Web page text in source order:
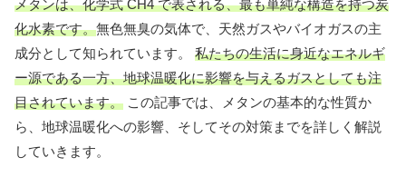
メタンは、化学式 CH4 で表される、最も単純な構造を持つ炭
化水素です。無色無臭の気体で、天然ガスやバイオガスの主
成分として知られています。 私たちの生活に身近なエネルギ
ー源である一方、地球温暖化に影響を与えるガスとしても注
目されています。 この記事では、メタンの基本的な性質か
ら、地球温暖化への影響、そしてその対策までを詳しく解説
していきます。